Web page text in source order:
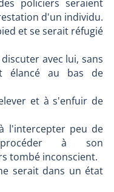
policiers seraient
d'un individu.
et se serait réfugié
avec lui, sans
élancé au bas de
et à s'enfuir de
l'intercepter peu de
à son
tombé inconscient.
serait dans un état